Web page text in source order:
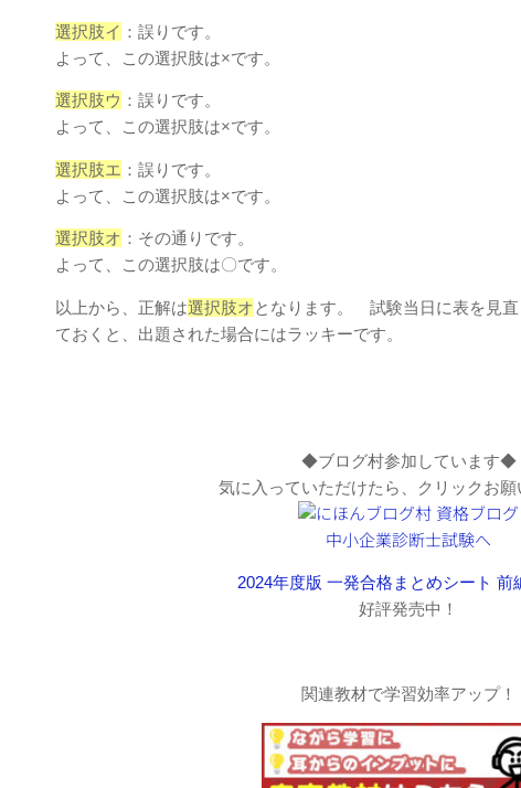
選択肢イ ：誤りです。
よって、この選択肢は×です。
選択肢ウ ：誤りです。
よって、この選択肢は×です。
選択肢エ ：誤りです。
よって、この選択肢は×です。
選択肢オ ：その通りです。
よって、この選択肢は〇です。
以上から、正解は選択肢オとなります。 試験当日に表を見
ておくと、出題された場合にはラッキーです。
◆ブログ村参加しています◆
気に入っていただけたら、クリックお願
2024年度版 一発合格まとめシート 前
好評発売中！
関連教材で学習効率アップ！